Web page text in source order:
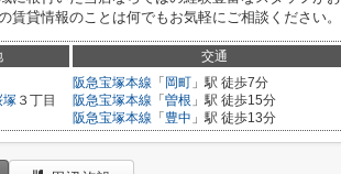
賃貸情報のことは何でもお気軽にご相談ください
交通
塚 ３丁目
阪急宝塚本線 「 岡町 」駅 徒歩7分
阪急宝塚本線 「 曽根 」駅 徒歩15分
阪急宝塚本線 「 豊中 」駅 徒歩13分